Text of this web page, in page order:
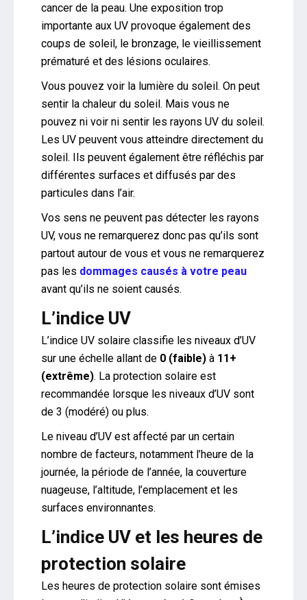
cancer de la peau. Une exposition trop
importante aux UV provoque également des
coups de soleil, le bronzage, le vieillissement
prématuré et des lésions oculaires.
Vous pouvez voir la lumière du soleil. On peut
sentir la chaleur du soleil. Mais vous ne
pouvez ni voir ni sentir les rayons UV du soleil.
Les UV peuvent vous atteindre directement du
soleil. Ils peuvent également être réfléchis par
différentes surfaces et diffusés par des
particules dans l’air.
Vos sens ne peuvent pas détecter les rayons
UV, vous ne remarquerez donc pas qu’ils sont
partout autour de vous et vous ne remarquerez
pas les dommages causés à votre peau
avant qu’ils ne soient causés.
L’indice UV
L’indice UV solaire classifie les niveaux d’UV
sur une échelle allant de 0 (faible) à 11+
(extrême). La protection solaire est
recommandée lorsque les niveaux d’UV sont
de 3 (modéré) ou plus.
Le niveau d’UV est affecté par un certain
nombre de facteurs, notamment l’heure de la
journée, la période de l’année, la couverture
nuageuse, l’altitude, l’emplacement et les
surfaces environnantes.
L’indice UV et les heures de
protection solaire
Les heures de protection solaire sont émises